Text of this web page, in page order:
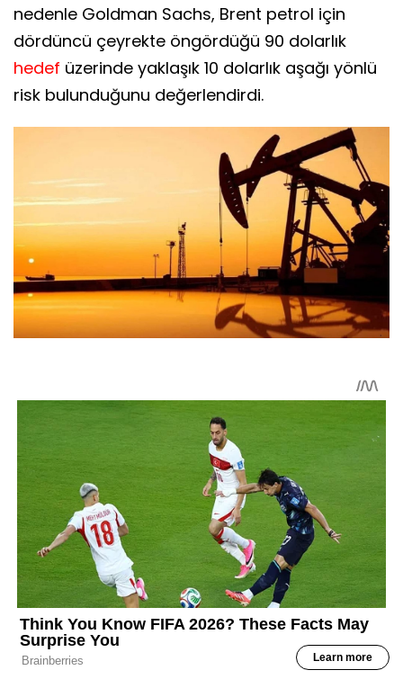
nedenle Goldman Sachs, Brent petrol için
dördüncü çeyrekte öngördüğü 90 dolarlık
hedef üzerinde yaklaşık 10 dolarlık aşağı yönlü
risk bulunduğunu değerlendirdi.